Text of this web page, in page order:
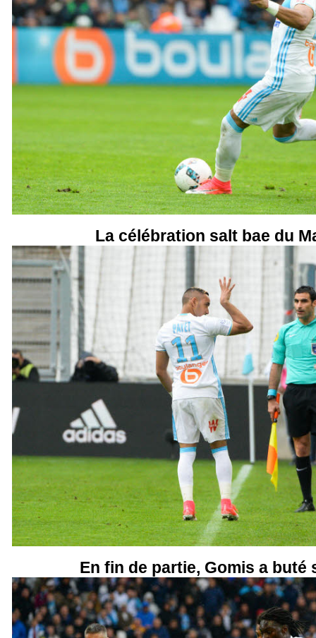
La célébration salt bae du
En fin de partie, Gomis a buté